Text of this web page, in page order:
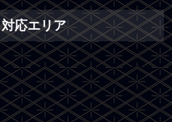
対応エリア